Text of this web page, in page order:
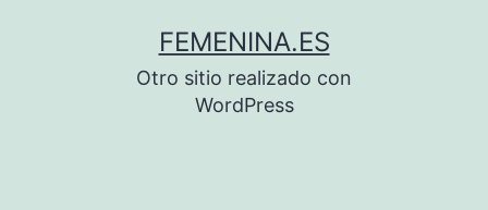
FEMENINA.ES
Otro sitio realizado con
WordPress